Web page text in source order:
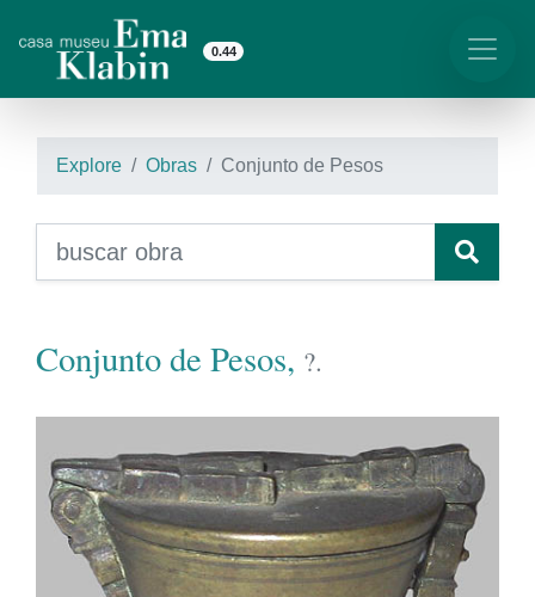
0.44
Explore Obras Conjunto de Pesos
Conjunto de Pesos, ?.